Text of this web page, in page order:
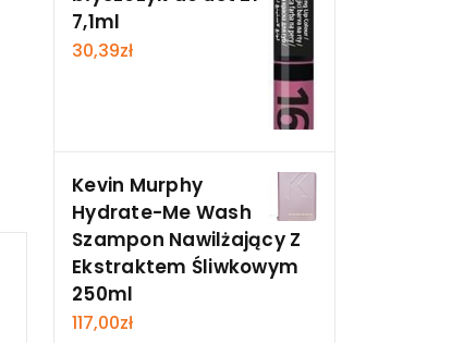
7,1ml
30,39zł
Kevin Murphy
Hydrate-Me Wash
Szampon Nawilżający Z
Ekstraktem Śliwkowym
250ml
117,00zł